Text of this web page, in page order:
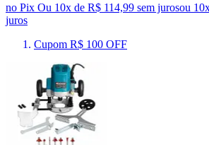
no Pix Ou 10x de R$ 114,99 sem jurosou 10
juros
Cupom R$ 100 OFF